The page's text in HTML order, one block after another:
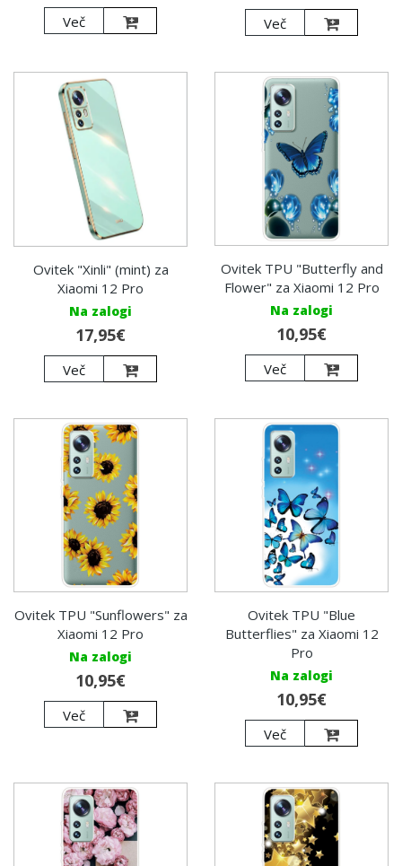
Več Več
Ovitek "Xinli" (mint) za
Xiaomi 12 Pro
Na zalogi
17,95€
Več
Ovitek TPU "Butterfly and
Flower" za Xiaomi 12 Pro
Na zalogi
10,95€
Več
Ovitek TPU "Sunflowers" za
Xiaomi 12 Pro
Na zalogi
10,95€
Več
Ovitek TPU "Blue
Butterflies" za Xiaomi 12
Pro
Na zalogi
10,95€
Več